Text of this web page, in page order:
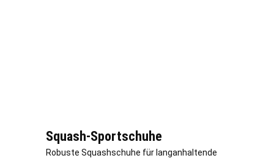
Squash-Sportschuhe
Robuste Squashschuhe für langanhaltende